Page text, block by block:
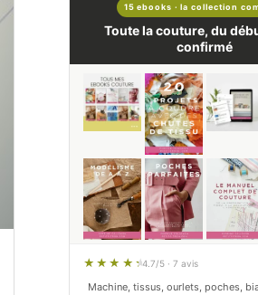
15 ebooks · la collection
Toute la couture, du
confirmé
4.7/5 · 7 avis
Machine, tissus, ourlets, poches,